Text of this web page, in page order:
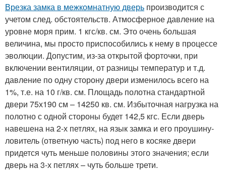
Врезка замка в межкомнатную дверь производится с
учетом след. обстоятельств. Атмосферное давление на
уровне моря прим. 1 кгс/кв. см. Это очень большая
величина, мы просто приспособились к нему в процессе
эволюции. Допустим, из-за открытой форточки, при
включении вентиляции, от разницы температур и т.д.
давление по одну сторону двери изменилось всего на
1%, т.е. на 10 г/кв. см. Площадь полотна стандартной
двери 75х190 см – 14250 кв. см. Избыточная нагрузка на
полотно с одной стороны будет 142,5 кгс. Если дверь
навешена на 2-х петлях, на язык замка и его проушину-
ловитель (ответную часть) под него в косяке двери
придется чуть меньше половины этого значения; если
дверь на 3-х петлях – чуть больше трети.